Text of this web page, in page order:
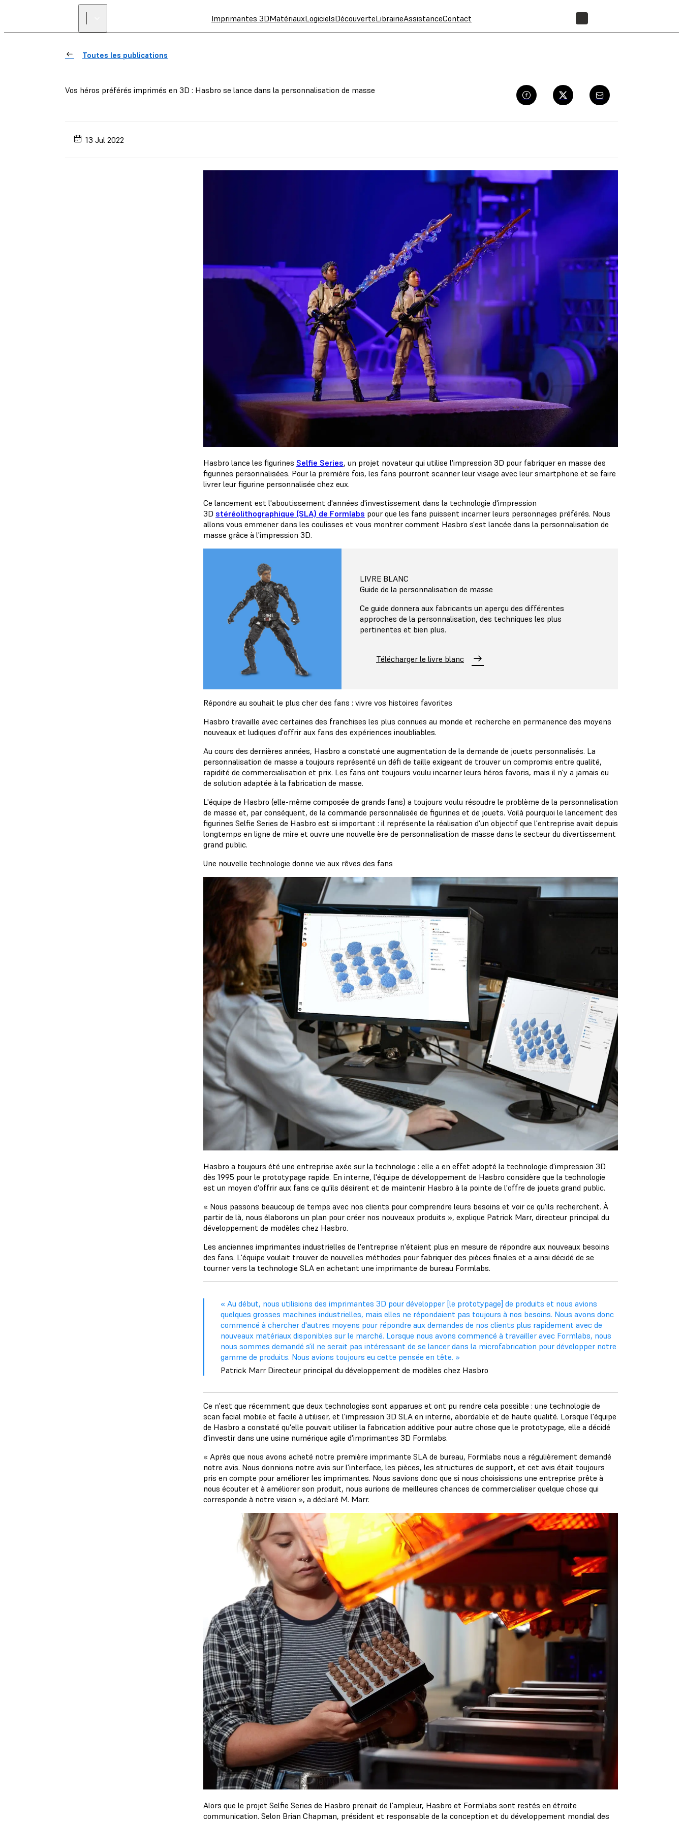
Imprimantes 3DMatériauxLogicielsDécouverteLibrairieAssistanceContact
Toutes les publications
Vos héros préférés imprimés en 3D : Hasbro se lance dans la personnalisation de masse
13 Jul 2022
Hasbro lance les figurines Selfie Series, un projet novateur qui utilise l'impression 3D pour fabriquer en masse des
figurines personnalisées. Pour la première fois, les fans pourront scanner leur visage avec leur smartphone et se faire
livrer leur figurine personnalisée chez eux.
Ce lancement est l'aboutissement d'années d'investissement dans la technologie d'impression
3D stéréolithographique (SLA) de Formlabs pour que les fans puissent incarner leurs personnages préférés. Nous
allons vous emmener dans les coulisses et vous montrer comment Hasbro s'est lancée dans la personnalisation de
masse grâce à l'impression 3D.
LIVRE BLANC
Guide de la personnalisation de masse
Ce guide donnera aux fabricants un aperçu des différentes
approches de la personnalisation, des techniques les plus
pertinentes et bien plus.
Télécharger le livre blanc
Répondre au souhait le plus cher des fans : vivre vos histoires favorites
Hasbro travaille avec certaines des franchises les plus connues au monde et recherche en permanence des moyens
nouveaux et ludiques d'offrir aux fans des expériences inoubliables.
Au cours des dernières années, Hasbro a constaté une augmentation de la demande de jouets personnalisés. La
personnalisation de masse a toujours représenté un défi de taille exigeant de trouver un compromis entre qualité,
rapidité de commercialisation et prix. Les fans ont toujours voulu incarner leurs héros favoris, mais il n'y a jamais eu
de solution adaptée à la fabrication de masse.
L'équipe de Hasbro (elle-même composée de grands fans) a toujours voulu résoudre le problème de la personnalisation
de masse et, par conséquent, de la commande personnalisée de figurines et de jouets. Voilà pourquoi le lancement des
figurines Selfie Series de Hasbro est si important : il représente la réalisation d'un objectif que l'entreprise avait depuis
longtemps en ligne de mire et ouvre une nouvelle ère de personnalisation de masse dans le secteur du divertissement
grand public.
Une nouvelle technologie donne vie aux rêves des fans
Hasbro a toujours été une entreprise axée sur la technologie : elle a en effet adopté la technologie d'impression 3D
dès 1995 pour le prototypage rapide. En interne, l'équipe de développement de Hasbro considère que la technologie
est un moyen d'offrir aux fans ce qu'ils désirent et de maintenir Hasbro à la pointe de l'offre de jouets grand public.
« Nous passons beaucoup de temps avec nos clients pour comprendre leurs besoins et voir ce qu'ils recherchent. À
partir de là, nous élaborons un plan pour créer nos nouveaux produits », explique Patrick Marr, directeur principal du
développement de modèles chez Hasbro.
Les anciennes imprimantes industrielles de l'entreprise n'étaient plus en mesure de répondre aux nouveaux besoins
des fans. L'équipe voulait trouver de nouvelles méthodes pour fabriquer des pièces finales et a ainsi décidé de se
tourner vers la technologie SLA en achetant une imprimante de bureau Formlabs.
« Au début, nous utilisions des imprimantes 3D pour développer [le prototypage] de produits et nous avions
quelques grosses machines industrielles, mais elles ne répondaient pas toujours à nos besoins. Nous avons donc
commencé à chercher d'autres moyens pour répondre aux demandes de nos clients plus rapidement avec de
nouveaux matériaux disponibles sur le marché. Lorsque nous avons commencé à travailler avec Formlabs, nous
nous sommes demandé s'il ne serait pas intéressant de se lancer dans la microfabrication pour développer notre
gamme de produits. Nous avions toujours eu cette pensée en tête. »
Patrick Marr Directeur principal du développement de modèles chez Hasbro
Ce n'est que récemment que deux technologies sont apparues et ont pu rendre cela possible : une technologie de
scan facial mobile et facile à utiliser, et l'impression 3D SLA en interne, abordable et de haute qualité. Lorsque l'équipe
de Hasbro a constaté qu'elle pouvait utiliser la fabrication additive pour autre chose que le prototypage, elle a décidé
d'investir dans une usine numérique agile d'imprimantes 3D Formlabs.
« Après que nous avons acheté notre première imprimante SLA de bureau, Formlabs nous a régulièrement demandé
notre avis. Nous donnions notre avis sur l'interface, les pièces, les structures de support, et cet avis était toujours
pris en compte pour améliorer les imprimantes. Nous savions donc que si nous choisissions une entreprise prête à
nous écouter et à améliorer son produit, nous aurions de meilleures chances de commercialiser quelque chose qui
corresponde à notre vision », a déclaré M. Marr.
Alors que le projet Selfie Series de Hasbro prenait de l'ampleur, Hasbro et Formlabs sont restés en étroite
communication. Selon Brian Chapman, président et responsable de la conception et du développement mondial des